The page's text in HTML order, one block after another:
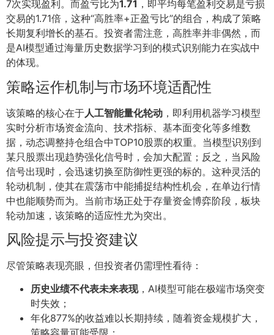
7次实现盈利。而盈亏比为1.71 ，即平均每笔盈利交易是亏损
交易的1.71倍，这种“高胜率+正盈亏比”的组合，构成了策略
长期复利增长的基石。投资者需注意，高胜率并非偶然，而
是AI模型通过海量历史数据学习到的模式识别能力在实战中
的体现。
策略运作机制与市场环境适配性
该策略的核心在于人工智能量化轮动 ，即利用机器学习模型
实时分析市场资金流向、技术指标、基本面变化等多维数
据，动态调整持仓组合中TOP10股票的权重。当模型识别到
某只股票出现趋势强化信号时，会加大配置；反之，当风险
信号出现时，会迅速切换至防御性更强的标的。这种灵活的
轮动机制，使其在震荡市中能捕捉结构性机会，在单边行情
中也能顺势而为。当前市场正处于存量资金博弈阶段，板块
轮动加速，该策略的适应性尤为突出。
风险提示与投资建议
尽管策略表现亮眼，但投资者仍需理性看待：
历史业绩不代表未来表现，AI模型可能在极端市场突变
时失效；
年化877%的收益难以长期持续，随着资金规模扩大，